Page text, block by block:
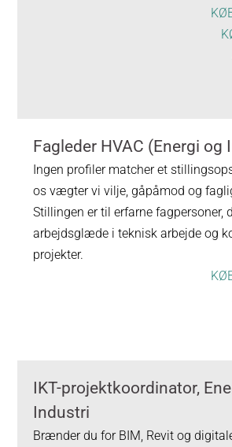
Fagleder HVAC (Energi og
Ingen profiler matcher et
os vægter vi vilje, gåpåmod og
Stillingen er til erfarne fagpersoner,
arbejdsglæde i teknisk arbejde og
projekter.
IKT-projektkoordinator,
Industri
Brænder du for BIM, Revit og